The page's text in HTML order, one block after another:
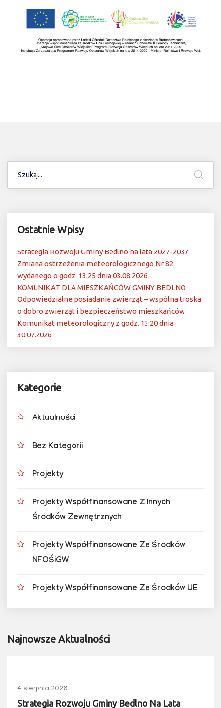
Ostatnie Wpisy
Strategia Rozwoju Gminy Bedlno na lata 2027-2037
Zmiana ostrzeżenia meteorologicznego Nr 82
wydanego o godz. 13:25 dnia 03.08.2026
KOMUNIKAT DLA MIESZKAŃCÓW GMINY BEDLNO
Odpowiedzialne posiadanie zwierząt – wspólna troska
o dobro zwierząt i bezpieczeństwo mieszkańców
Komunikat meteorologiczny z godz. 13:20 dnia
30.07.2026
Kategorie
Aktualności
Bez Kategorii
Projekty
Projekty Współfinansowane Z Innych
Środków Zewnętrznych
Projekty Współfinansowane Ze Środków
NFOŚiGW
Projekty Współfinansowane Ze Środków UE
Najnowsze Aktualności
4 sierpnia 2026
Strategia Rozwoju Gminy Bedlno Na Lata